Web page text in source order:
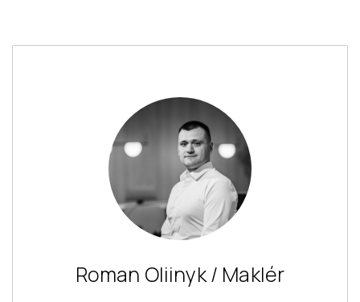
Roman Oliinyk / Maklér